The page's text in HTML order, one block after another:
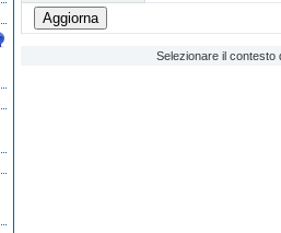
Selezionare il